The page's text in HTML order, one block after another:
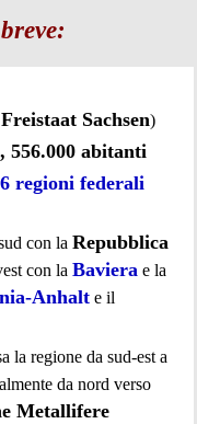
Freistaat Sachsen)
556.000 abitanti
regioni federali
con la Repubblica
con la Baviera e la
Anhalt e il
la regione da sud-est a
da nord verso
Metallifere